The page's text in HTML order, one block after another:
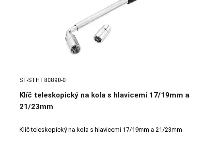
ST-STHT80890-0
Klíč teleskopický na kola s hlavicemi 17/19mm a
21/23mm
Klíč teleskopický na kola s hlavicemi 17/19mm a 21/23mm